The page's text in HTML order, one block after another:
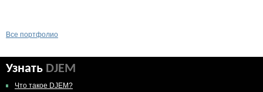
Все портфолио
Узнать DJEM
Что такое DJEM?